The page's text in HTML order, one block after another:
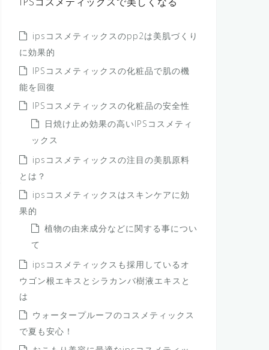
IPSコスメティックスで美しくなる
ipsコスメティックスのpp2は美肌づくり
に効果的
IPSコスメティックスの化粧品で肌の機
能を回復
IPSコスメティックスの化粧品の安全性
日焼け止め効果の高いIPSコスメティ
ックス
ipsコスメティックスの注目の美肌原料
とは？
ipsコスメティックスはスキンケアに効
果的
植物の由来成分などに関する事につい
て
ipsコスメティックスも採用しているオ
ウゴン根エキスとシラカンバ樹液エキスと
は
ウォータープルーフのコスメティックス
で夏も安心！